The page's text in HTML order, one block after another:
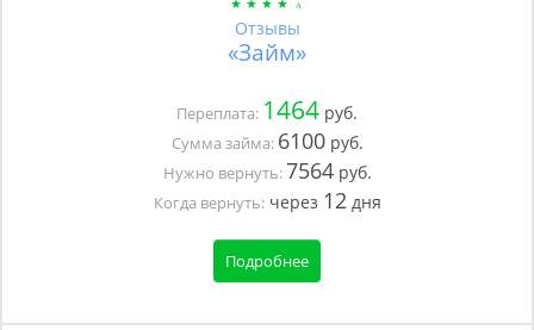
Отзывы
«Займ»
Переплата: 1464 руб.
Сумма займа: 6100руб.
Нужно вернуть:7564руб.
Когда вернуть:через 12дня
Подробнее